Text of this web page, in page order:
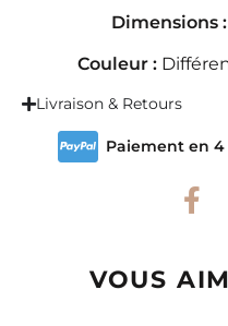
Dimensions :
Couleur :
Livraison & Retours
Paiement en 4
VOUS